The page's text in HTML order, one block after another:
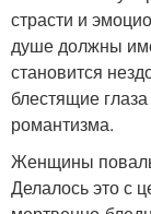
страсти и
душе должны
становится
блестящие
романтизма.
Женщины
Делалось это с